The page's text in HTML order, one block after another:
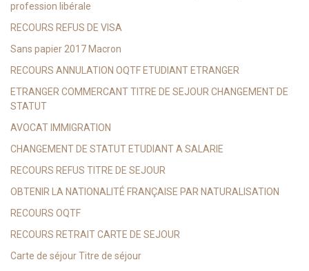
profession libérale
RECOURS REFUS DE VISA
Sans papier 2017 Macron
RECOURS ANNULATION OQTF ETUDIANT ETRANGER
ETRANGER COMMERCANT TITRE DE SEJOUR CHANGEMENT DE
STATUT
AVOCAT IMMIGRATION
CHANGEMENT DE STATUT ETUDIANT A SALARIE
RECOURS REFUS TITRE DE SEJOUR
OBTENIR LA NATIONALITÉ FRANÇAISE PAR NATURALISATION
RECOURS OQTF
RECOURS RETRAIT CARTE DE SEJOUR
Carte de séjour Titre de séjour